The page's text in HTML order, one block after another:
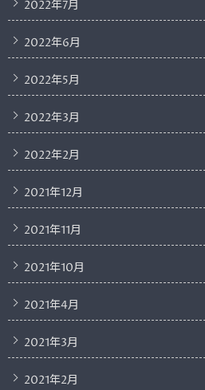
2022年7月
2022年6月
2022年5月
2022年3月
2022年2月
2021年12月
2021年11月
2021年10月
2021年4月
2021年3月
2021年2月